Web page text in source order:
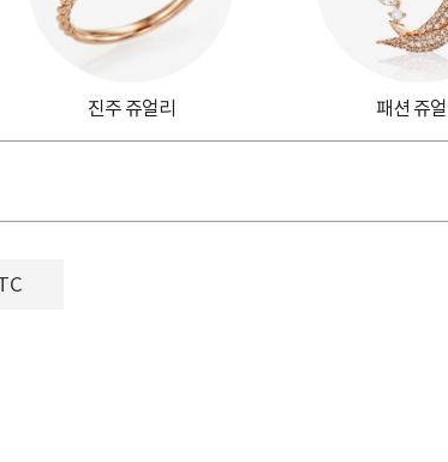
진주 쥬얼리 패션 쥬